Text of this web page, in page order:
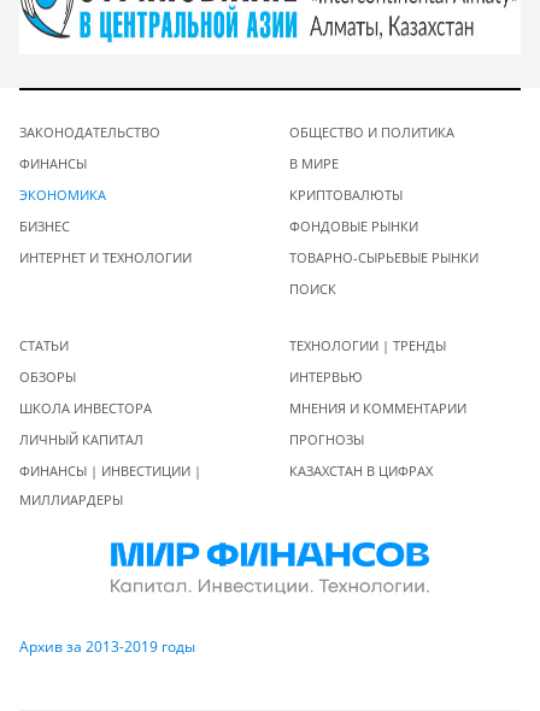
ЗАКОНОДАТЕЛЬСТВО
ФИНАНСЫ
ЭКОНОМИКА
БИЗНЕС
ИНТЕРНЕТ И ТЕХНОЛОГИИ
ОБЩЕСТВО И ПОЛИТИКА
В МИРЕ
КРИПТОВАЛЮТЫ
ФОНДОВЫЕ РЫНКИ
ТОВАРНО-СЫРЬЕВЫЕ РЫНКИ
ПОИСК
СТАТЬИ
ОБЗОРЫ
ШКОЛА ИНВЕСТОРА
ЛИЧНЫЙ КАПИТАЛ
ФИНАНСЫ | ИНВЕСТИЦИИ |
МИЛЛИАРДЕРЫ
ТЕХНОЛОГИИ | ТРЕНДЫ
ИНТЕРВЬЮ
МНЕНИЯ И КОММЕНТАРИИ
ПРОГНОЗЫ
КАЗАХСТАН В ЦИФРАХ
Архив за 2013-2019 годы